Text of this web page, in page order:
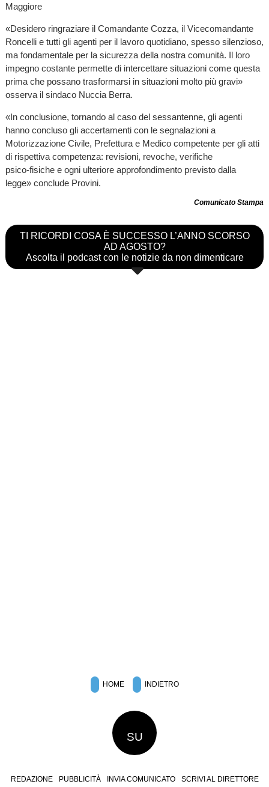
Maggiore
«Desidero ringraziare il Comandante Cozza, il Vicecomandante
Roncelli e tutti gli agenti per il lavoro quotidiano, spesso silenzioso,
ma fondamentale per la sicurezza della nostra comunità. Il loro
impegno costante permette di intercettare situazioni come questa
prima che possano trasformarsi in situazioni molto più gravi»
osserva il sindaco Nuccia Berra.
«In conclusione, tornando al caso del sessantenne, gli agenti
hanno concluso gli accertamenti con le segnalazioni a
Motorizzazione Civile, Prefettura e Medico competente per gli atti
di rispettiva competenza: revisioni, revoche, verifiche
psico‑fisiche e ogni ulteriore approfondimento previsto dalla
legge» conclude Provini.
Comunicato Stampa
TI RICORDI COSA È SUCCESSO L’ANNO SCORSO
AD AGOSTO?
Ascolta il podcast con le notizie da non dimenticare
HOME INDIETRO
SU
REDAZIONE PUBBLICITÀ INVIA COMUNICATO SCRIVI AL DIRETTORE